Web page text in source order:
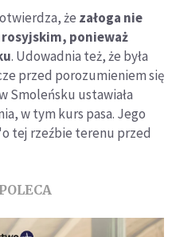
że załoga nie
ponieważ
. Udowadnia też, że była
przed porozumieniem się
Smoleńsku ustawiała
w tym kurs pasa. Jego
tej rzeźbie terenu przed